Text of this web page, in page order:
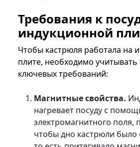
Требования к
индукционной
Чтобы кастрюля работала на
плите, необходимо учитывать
ключевых требований:
Магнитные свойства.
нагревает посуду с
электромагнитного поля,
чтобы дно кастрюли